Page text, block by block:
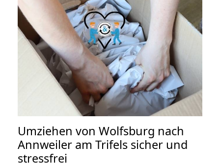
Umziehen von Wolfsburg nach
Annweiler am Trifels sicher und
stressfrei